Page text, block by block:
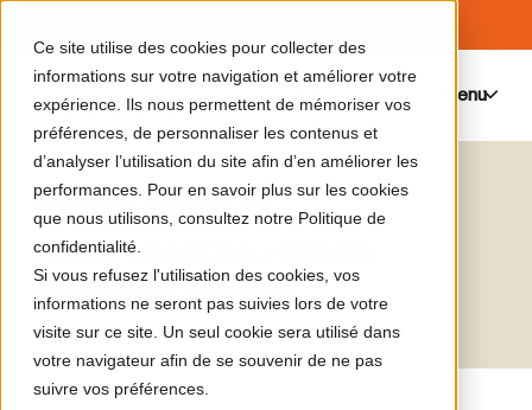
Ce site utilise des cookies pour collecter des
informations sur votre navigation et améliorer votre
expérience. Ils nous permettent de mémoriser vos
préférences, de personnaliser les contenus et
d’analyser l’utilisation du site afin d’en améliorer les
performances. Pour en savoir plus sur les cookies
que nous utilisons, consultez notre Politique de
confidentialité.
Si vous refusez l'utilisation des cookies, vos
informations ne seront pas suivies lors de votre
visite sur ce site. Un seul cookie sera utilisé dans
votre navigateur afin de se souvenir de ne pas
suivre vos préférences.
Menu
Julien Creuzet
Artiste plasticien, vidéaste,
performeur et poète